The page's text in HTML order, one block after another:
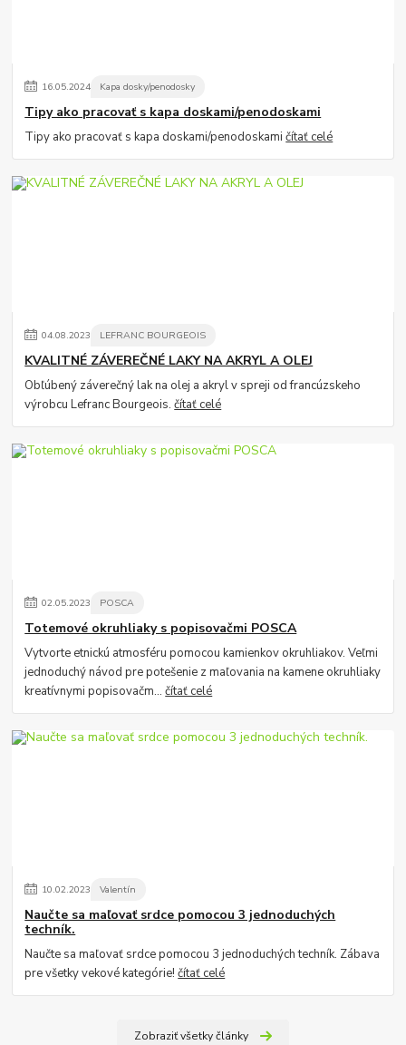
16.05.2024 Kapa dosky/penodosky
Tipy ako pracovať s kapa doskami/penodoskami
Tipy ako pracovať s kapa doskami/penodoskamičítať celé
04.08.2023 LEFRANC BOURGEOIS
KVALITNÉ ZÁVEREČNÉ LAKY NA AKRYL A OLEJ
Obľúbený záverečný lak na olej a akryl v spreji od francúzskeho
výrobcu Lefranc Bourgeois.čítať celé
02.05.2023 POSCA
Totemové okruhliaky s popisovačmi POSCA
Vytvorte etnickú atmosféru pomocou kamienkov okruhliakov. Veľmi
jednoduchý návod pre potešenie z maľovania na kamene okruhliaky
kreatívnymi popisovačm...čítať celé
10.02.2023 Valentín
Naučte sa maľovať srdce pomocou 3 jednoduchých
techník.
Naučte sa maľovať srdce pomocou 3 jednoduchých techník. Zábava
pre všetky vekové kategórie!čítať celé
Zobraziť všetky články